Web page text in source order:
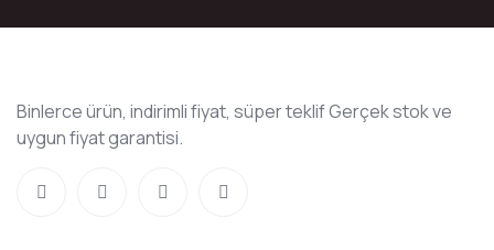
Binlerce ürün, indirimli fiyat, süper teklif Gerçek stok ve
uygun fiyat garantisi.